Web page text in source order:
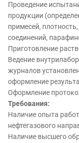
Проведение
продукции
примесей,
соединений,
Приготовление
Ведение
журналов
оформление
Оформление
Требования:
Наличие опыта
нефтегазового
Наличие высшего